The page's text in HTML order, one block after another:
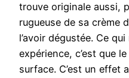
trouve originale aussi,
rugueuse de sa crème
l’avoir dégustée. Ce
expérience, c’est que
surface. C’est un effet